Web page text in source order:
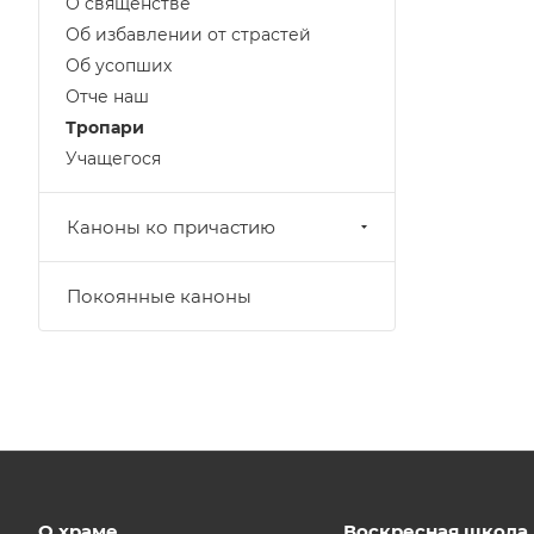
Об избавлении от страстей
Об усопших
Отче наш
Тропари
Учащегося
Каноны ко причастию
Покоянные каноны